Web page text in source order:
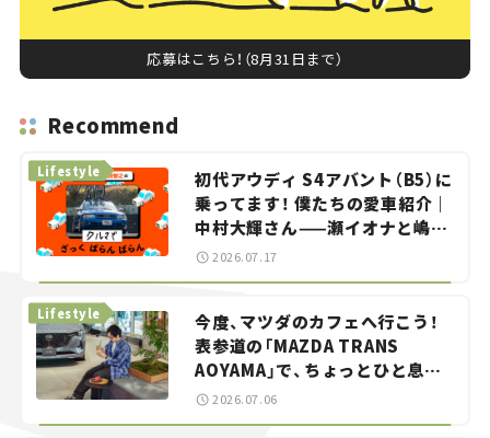
応募はこちら！（8月31日まで）
Recommend
初代アウディ S4アバント（B5）に
乗ってます！ 僕たちの愛車紹介｜
中村大輝さん——瀬イオナと嶋田
智之の「クルマでざっくばらんば
Lifestyle
2026.07.17
今度、マツダのカフェへ行こう！
表参道の「MAZDA TRANS
AOYAMA」で、ちょっとひと息。
——連載｜CCGとクルマでどうす
Lifestyle
2026.07.06